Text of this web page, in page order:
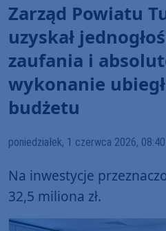
Zarząd Powiatu
uzyskał
zaufania i
wykonanie
budżetu
poniedziałek, 1 czerwca 2026, 08:40
Na inwestycje
32,5 miliona zł.